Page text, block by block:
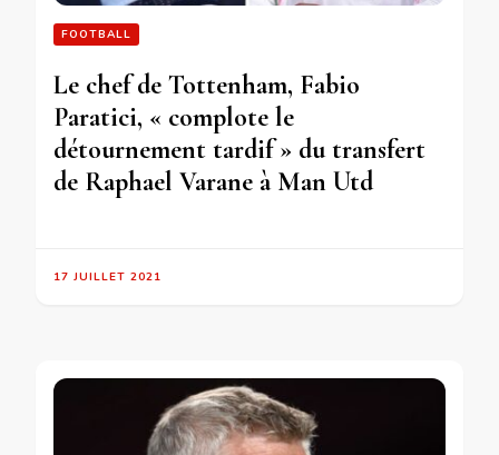
FOOTBALL
Le chef de Tottenham, Fabio
Paratici, « complote le
détournement tardif » du transfert
de Raphael Varane à Man Utd
17 JUILLET 2021